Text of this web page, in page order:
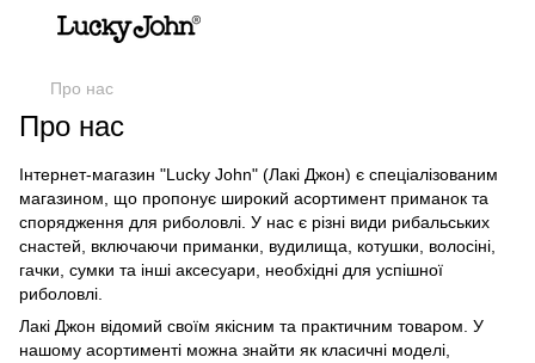
Про нас
Про нас
Інтернет-магазин "Lucky John" (Лакі Джон) є спеціалізованим
магазином, що пропонує широкий асортимент приманок та
спорядження для риболовлі. У нас є різні види рибальських
снастей, включаючи приманки, вудилища, котушки, волосіні,
гачки, сумки та інші аксесуари, необхідні для успішної
риболовлі.
Лакі Джон відомий своїм якісним та практичним товаром. У
нашому асортименті можна знайти як класичні моделі,